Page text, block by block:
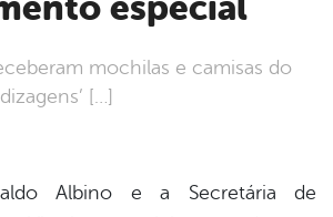
especial
[…]
Albino e a Secretária de